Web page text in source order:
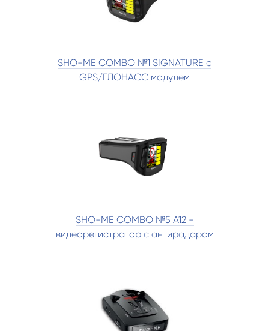
SHO-ME COMBO №1 SIGNATURE с
GPS/ГЛОНАСС модулем
SHO-ME COMBO №5 A12 -
видеорегистратор с антирадаром